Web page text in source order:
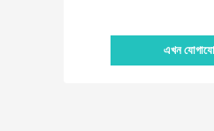
এখন